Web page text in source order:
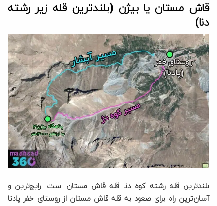
قاش مستان یا بیژن (بلندترین قله زیر رشته
دنا)
بلندترین قله رشته کوه دنا قله قاش مستان است. رایج‌ترین و
آسان‌ترین راه برای صعود به قله قاش مستان از روستای خفر پادنا